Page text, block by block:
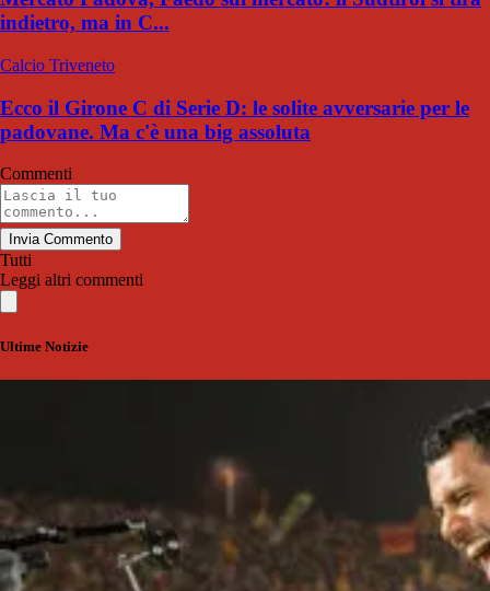
indietro, ma in C...
Calcio Triveneto
Ecco il Girone C di Serie D: le solite avversarie per le
padovane. Ma c'è una big assoluta
Commenti
Invia Commento
Tutti
Leggi altri commenti
Ultime Notizie